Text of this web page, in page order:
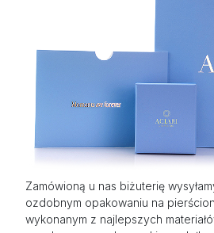
Zamówioną u nas biżuterię
ozdobnym opakowaniu na
wykonanym z najlepszych